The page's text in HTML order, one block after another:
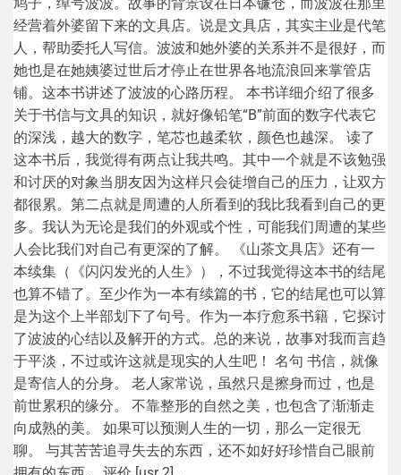
经营着外婆留下来的文具店。说是文具店，其实主业是代笔
人，帮助委托人写信。波波和她外婆的关系并不是很好，而
她也是在她姨婆过世后才停止在世界各地流浪回来掌管店
铺。这本书讲述了波波的心路历程。 本书详细介绍了很多
关于书信与文具的知识，就好像铅笔“B”前面的数字代表它
的深浅，越大的数字，笔芯也越柔软，颜色也越深。 读了
这本书后，我觉得有两点让我共鸣。其中一个就是不该勉强
和讨厌的对象当朋友因为这样只会徒增自己的压力，让双方
都很累。第二点就是周遭的人所看到的我比我看到自己的更
多。我认为无论是我们的外观或个性，可能我们周遭的某些
人会比我们对自己有更深的了解。 《山茶文具店》还有一
本续集（《闪闪发光的人生》），不过我觉得这本书的结尾
也算不错了。至少作为一本有续篇的书，它的结尾也可以算
是为这个上半部划下了句号。作为一本疗愈系书籍，它探讨
了波波的心结以及解开的方式。总的来说，故事对我而言趋
于平淡，不过或许这就是现实的人生吧！ 名句 书信，就像
是寄信人的分身。 老人家常说，虽然只是擦身而过，也是
前世累积的缘分。 不靠整形的自然之美，也包含了渐渐走
向成熟的美。 如果可以预测人生的一切，那么一定很无
聊。 与其苦苦追寻失去的东西，还不如好好珍惜自己眼前